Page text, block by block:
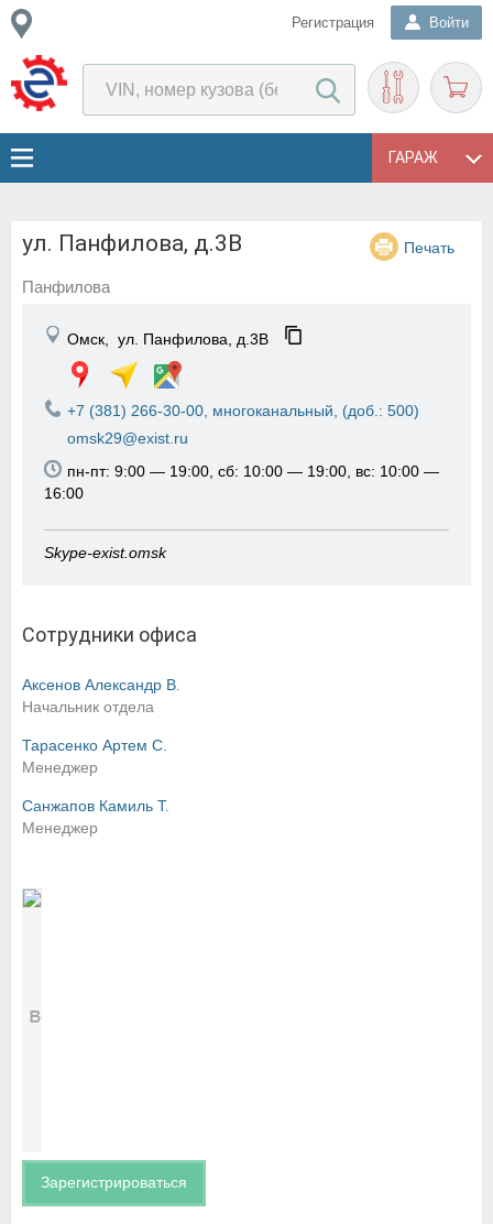
Регистрация Войти
ГАРАЖ
ул. Панфилова, д.3В Печать
Панфилова
Омск, ул. Панфилова, д.3В
+7 (381) 266-30-00, многоканальный, (доб.: 500)
omsk29@exist.ru
пн-пт: 9:00 — 19:00, сб: 10:00 — 19:00, вс: 10:00 —
16:00
Skype-exist.omsk
Сотрудники офиса
Аксенов Александр В.
Начальник отдела
Тарасенко Артем С.
Менеджер
Санжапов Камиль Т.
Менеджер
Зарегистрироваться